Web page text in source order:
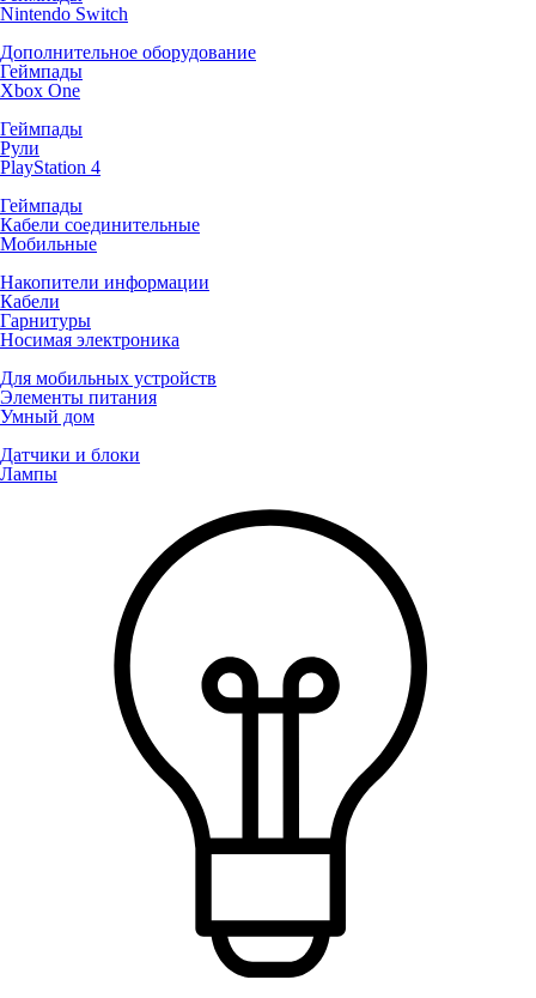
Nintendo Switch
Дополнительное оборудование
Геймпады
Xbox One
Геймпады
Рули
PlayStation 4
Геймпады
Кабели соединительные
Мобильные
Накопители информации
Кабели
Гарнитуры
Носимая электроника
Для мобильных устройств
Элементы питания
Умный дом
Датчики и блоки
Лампы